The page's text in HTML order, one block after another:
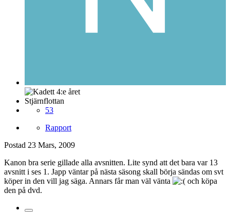
Stjärnflottan
53
Rapport
Postad 23 Mars, 2009
Kanon bra serie gillade alla avsnitten. Lite synd att det bara var 13
avsnitt i ses 1. Japp väntar på nästa säsong skall börja sändas om svt
köper in den vill jag säga. Annars får man väl vänta
och köpa
den på dvd.